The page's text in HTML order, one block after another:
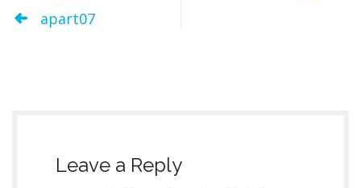
apart07
Leave a Reply